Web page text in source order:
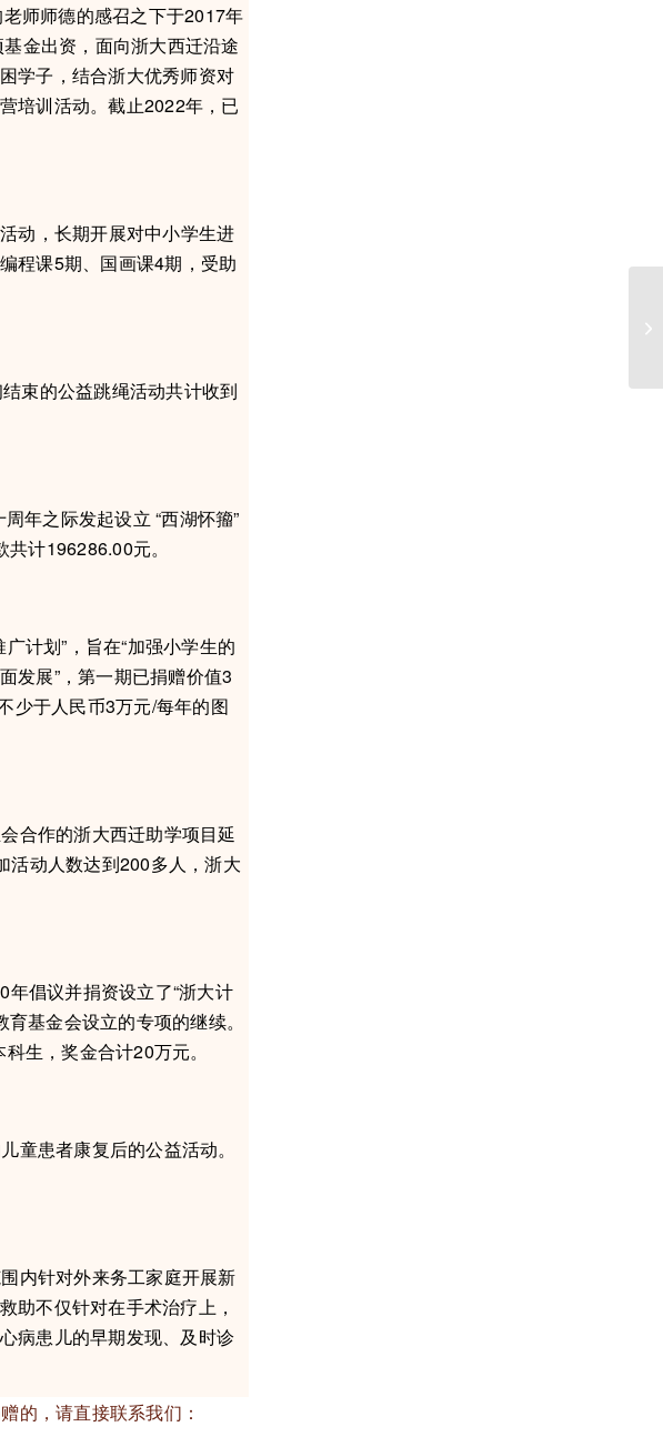
师师德的感召之下于2017年
金出资，面向浙大西迁沿途
学子，结合浙大优秀师资对
培训活动。截止2022年，已
动，长期开展对中小学生进
程课5期、国画课4期，受助
束的公益跳绳活动共计收到
之际发起设立 “西湖怀籀”
计196286.00元。
计划”，旨在“加强小学生的
发展”，第一期已捐赠价值3
少于人民币3万元/每年的图
作的浙大西迁助学项目延
活动人数达到200多人，浙大
倡议并捐资设立了“浙大计
基金会设立的专项的继续。
生，奖金合计20万元。
患者康复后的公益活动。
内针对外来务工家庭开展新
助不仅针对在手术治疗上，
病患儿的早期发现、及时诊
，请直接联系我们：